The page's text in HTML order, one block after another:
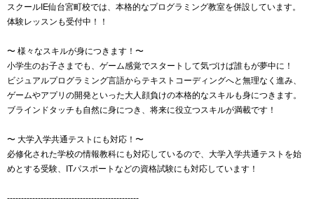
スクールIE仙台宮町校では、本格的なプログラミング教室を併設しています。
体験レッスンも受付中！！
〜 様々なスキルが身につきます！〜
小学生のお子さまでも、ゲーム感覚でスタートして気づけば誰もが夢中に！
ビジュアルプログラミング言語からテキストコーディングへと無理なく進み、
ゲームやアプリの開発といった大人顔負けの本格的なスキルも身につきます。
ブラインドタッチも自然に身につき、将来に役立つスキルが満載です！
〜 大学入学共通テストにも対応！〜
必修化された学校の情報教科にも対応しているので、大学入学共通テストを始
めとする受験、ITパスポートなどの資格試験にも対応しています！